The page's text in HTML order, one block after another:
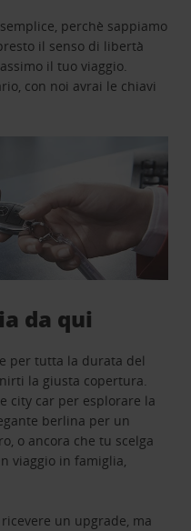
perchè sappiamo
il senso di libertà
il tuo viaggio.
con noi avrai le chiavi
da qui
per tutta la durata del
la giusta copertura.
city car per esplorare la
berlina per un
o ancora che tu scelga
viaggio in famiglia,
un upgrade, ma